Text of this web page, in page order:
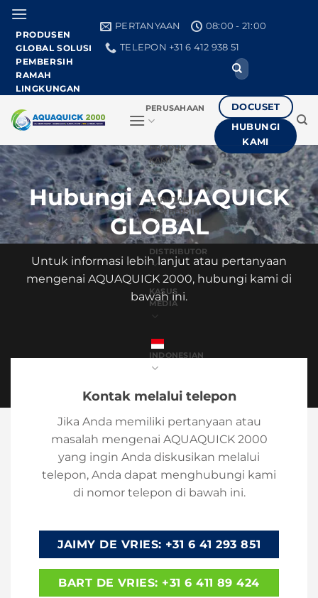
Loncat
konten
PRODUSEN
GLOBAL SOLUSI
PEMBERSIH
RAMAH
LINGKUNGAN
PERTANYAAN
08:00 - 21:00
TELEPON +31 6 412 938 51
Cari:
PERUSAHAAN
PRODUK
KAMI
LARUTAN
PEMBERSIH
DISTRIBUTOR
KASUS
MEDIA
INDONESIAN
DOCUSET
HUBUNGI
KAMI
Hubungi AQUAQUICK
GLOBAL
Untuk informasi lebih lanjut atau pertanyaan
mengenai AQUAQUICK 2000, hubungi kami di
bawah ini.
Kontak melalui telepon
Jika Anda memiliki pertanyaan atau
masalah mengenai AQUAQUICK 2000
yang ingin Anda diskusikan melalui
telepon, Anda dapat menghubungi kami
di nomor telepon di bawah ini.
JAIMY DE VRIES: +31 6 41 293 851
BART DE VRIES: +31 6 411 89 424